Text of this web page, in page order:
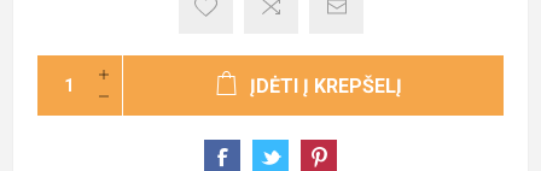
ĮDĖTI Į KREPŠELĮ